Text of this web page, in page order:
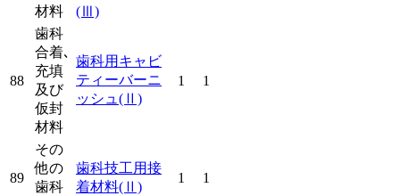
材料
(Ⅲ)
88
歯科
合着､
充填
及び
仮封
材料
歯科用キャビ
ティーバーニ
ッシュ (Ⅱ)
1 1
89
その
他の
歯科
歯科技工用接
着材料(Ⅱ)
1 1